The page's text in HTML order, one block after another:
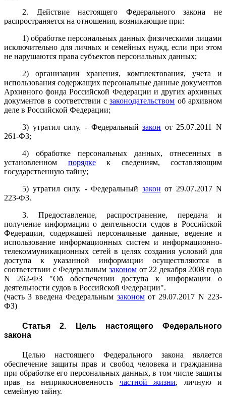
2. Действие настоящего Федерального закона не
распространяется на отношения, возникающие при:
1) обработке персональных данных физическими лицами
исключительно для личных и семейных нужд, если при этом
не нарушаются права субъектов персональных данных;
2) организации хранения, комплектования, учета и
использования содержащих персональные данные документов
Архивного фонда Российской Федерации и других архивных
документов в соответствии сзаконодательством об архивном
деле в Российской Федерации;
3) утратил силу. - Федеральныйзакон от 25.07.2011 N
261-ФЗ;
4) обработке персональных данных, отнесенных в
установленном порядкек сведениям, составляющим
государственную тайну;
5) утратил силу. - Федеральный закон от 29.07.2017 N
223-ФЗ.
3. Предоставление, распространение, передача и
получение информации о деятельности судов в Российской
Федерации, содержащей персональные данные, ведение и
использование информационных систем и информационно-
телекоммуникационных сетей в целях создания условий для
доступа к указанной информации осуществляются в
соответствии с Федеральным закономот 22 декабря 2008 года
N 262-ФЗ "Об обеспечении доступа к информации о
деятельности судов в Российской Федерации".
(часть 3 введена Федеральным закономот 29.07.2017 N 223-
ФЗ)
Статья 2. Цель настоящего Федерального
закона
Целью настоящего Федерального закона является
обеспечение защиты прав и свобод человека и гражданина
при обработке его персональных данных, в том числе защиты
прав на неприкосновенность частной жизни, личную и
семейную тайну.